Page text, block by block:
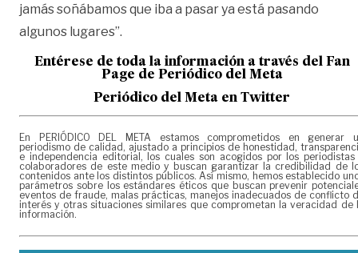
jamás soñábamos que iba a pasar ya está pasando
algunos lugares”.
Entérese de toda la información a través del Fan
Page de Periódico del Meta
Periódico del Meta en Twitter
En PERIÓDICO DEL META estamos comprometidos en generar
periodismo de calidad, ajustado a principios de honestidad,
e independencia editorial, los cuales son acogidos por los periodistas
colaboradores de este medio y buscan garantizar la credibilidad de
contenidos ante los distintos públicos. Así mismo, hemos establecido
parámetros sobre los estándares éticos que buscan prevenir
eventos de fraude, malas prácticas, manejos inadecuados de conflicto
interés y otras situaciones similares que comprometan la veracidad de
información.